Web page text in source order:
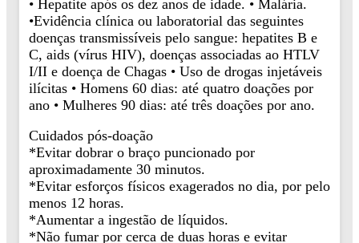
• Hepatite após os dez anos de idade. • Malária.
•Evidência clínica ou laboratorial das seguintes
doenças transmissíveis pelo sangue: hepatites B e
C, aids (vírus HIV), doenças associadas ao HTLV
I/II e doença de Chagas • Uso de drogas injetáveis
ilícitas • Homens 60 dias: até quatro doações por
ano • Mulheres 90 dias: até três doações por ano.
Cuidados pós-doação
*Evitar dobrar o braço puncionado por
aproximadamente 30 minutos.
*Evitar esforços físicos exagerados no dia, por pelo
menos 12 horas.
*Aumentar a ingestão de líquidos.
*Não fumar por cerca de duas horas e evitar